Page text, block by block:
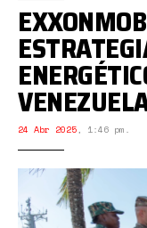
24 Abr 2025, 1:46 pm.